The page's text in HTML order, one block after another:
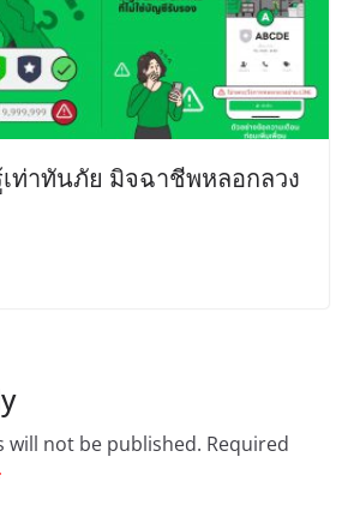
เท่าทันภัย มิจฉาชีพหลอกลวง
will not be published. Required